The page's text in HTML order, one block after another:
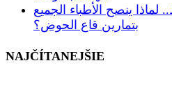
ينصح الأطباء الجميع
بتمارين قاع الحوض؟
NAJČÍTANEJŠIE